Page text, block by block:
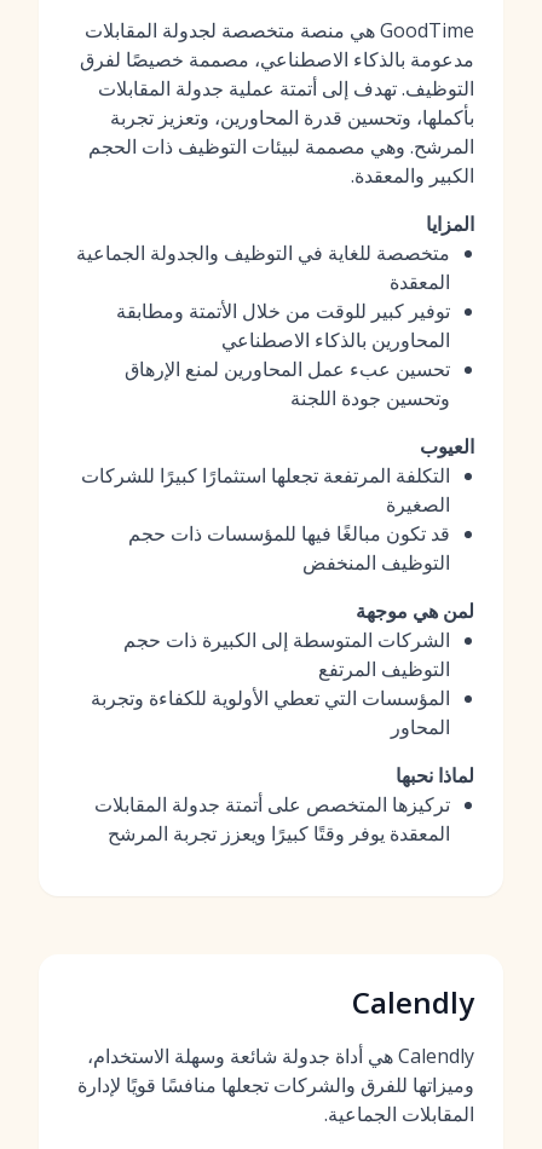
GoodTime هي منصة متخصصة لجدولة المقابلات
مدعومة بالذكاء الاصطناعي، مصممة خصيصًا لفرق
التوظيف. تهدف إلى أتمتة عملية جدولة المقابلات
بأكملها، وتحسين قدرة المحاورين، وتعزيز تجربة
المرشح. وهي مصممة لبيئات التوظيف ذات الحجم
الكبير والمعقدة.
المزايا
متخصصة للغاية في التوظيف والجدولة الجماعية
المعقدة
توفير كبير للوقت من خلال الأتمتة ومطابقة
المحاورين بالذكاء الاصطناعي
تحسين عبء عمل المحاورين لمنع الإرهاق
وتحسين جودة اللجنة
العيوب
التكلفة المرتفعة تجعلها استثمارًا كبيرًا للشركات
الصغيرة
قد تكون مبالغًا فيها للمؤسسات ذات حجم
التوظيف المنخفض
لمن هي موجهة
الشركات المتوسطة إلى الكبيرة ذات حجم
التوظيف المرتفع
المؤسسات التي تعطي الأولوية للكفاءة وتجربة
المحاور
لماذا نحبها
تركيزها المتخصص على أتمتة جدولة المقابلات
المعقدة يوفر وقتًا كبيرًا ويعزز تجربة المرشح
Calendly
Calendly هي أداة جدولة شائعة وسهلة الاستخدام،
وميزاتها للفرق والشركات تجعلها منافسًا قويًا لإدارة
المقابلات الجماعية.